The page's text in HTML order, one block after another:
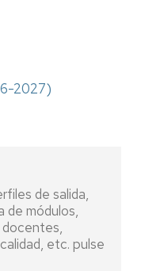
2027)
de salida,
de módulos,
docentes,
etc. pulse